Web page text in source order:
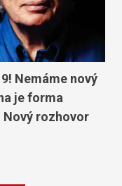
Nemáme nový
je forma
Nový rozhovor